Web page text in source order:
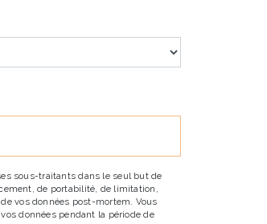
sous-traitants dans le seul but de
de portabilité, de limitation,
vos données post-mortem. Vous
données pendant la période de